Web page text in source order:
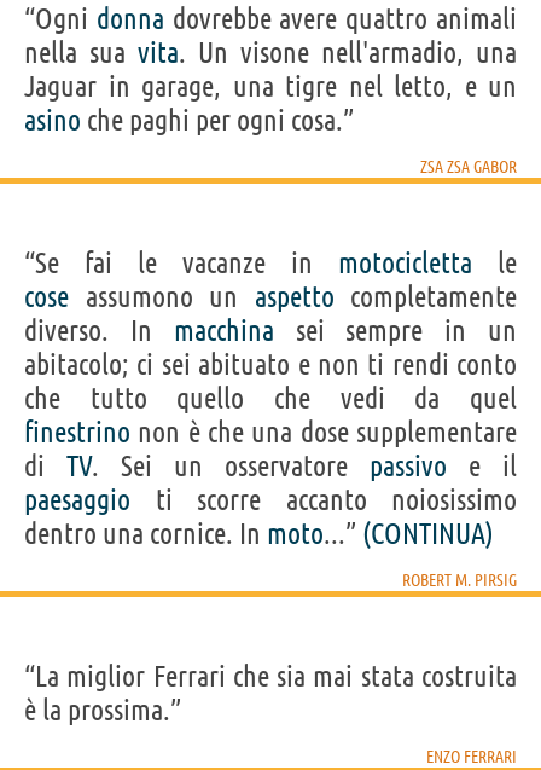
“Ogni donna dovrebbe avere quattro animali
nella sua vita. Un visone nell'armadio, una
Jaguar in garage, una tigre nel letto, e un
asino che paghi per ogni cosa.”
ZSA ZSA GABOR
“Se fai le vacanze in motocicletta le
cose assumono un aspetto completamente
diverso. In macchina sei sempre in un
abitacolo; ci sei abituato e non ti rendi conto
che tutto quello che vedi da quel
finestrino non è che una dose supplementare
di TV. Sei un osservatore passivo e il
paesaggio ti scorre accanto noiosissimo
dentro una cornice. In moto...” (CONTINUA)
ROBERT M. PIRSIG
“La miglior Ferrari che sia mai stata costruita
è la prossima.”
ENZO FERRARI